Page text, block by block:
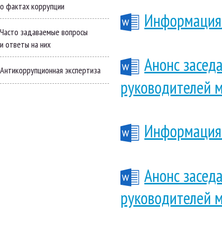
о фактах коррупции
Часто задаваемые вопросы
и ответы на них
Антикоррупционная экспертиза
Анонс
Анонс